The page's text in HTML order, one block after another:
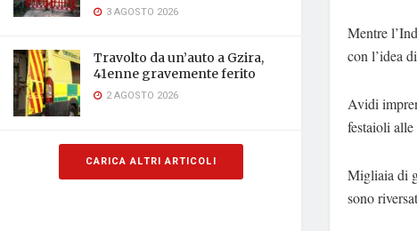
3 AGOSTO 2026
Travolto da un’auto a Gzira,
41enne gravemente ferito
2 AGOSTO 2026
CARICA ALTRI ARTICOLI
Mentre
con l’idea
Avidi
festaioli
Migliaia di
sono